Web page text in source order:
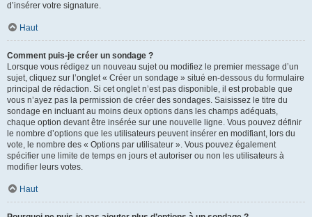
d’insérer votre signature.
Haut
Comment puis-je créer un sondage ?
Lorsque vous rédigez un nouveau sujet ou modifiez le premier message d’un
sujet, cliquez sur l’onglet « Créer un sondage » situé en-dessous du formulaire
principal de rédaction. Si cet onglet n’est pas disponible, il est probable que
vous n’ayez pas la permission de créer des sondages. Saisissez le titre du
sondage en incluant au moins deux options dans les champs adéquats,
chaque option devant être insérée sur une nouvelle ligne. Vous pouvez définir
le nombre d’options que les utilisateurs peuvent insérer en modifiant, lors du
vote, le nombre des « Options par utilisateur ». Vous pouvez également
spécifier une limite de temps en jours et autoriser ou non les utilisateurs à
modifier leurs votes.
Haut